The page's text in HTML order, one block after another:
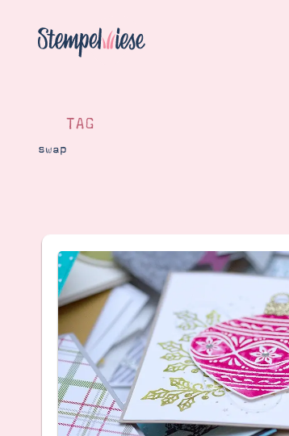
Katalog
Bestellen
Kontakt
TAG
swap